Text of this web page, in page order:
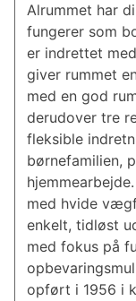
Alrummet har
fungerer som
er indrettet
giver rummet
med en god
derudover tre
fleksible
børnefamilien,
med hvide
enkelt, tidløst
med fokus på
opført i 1956 i